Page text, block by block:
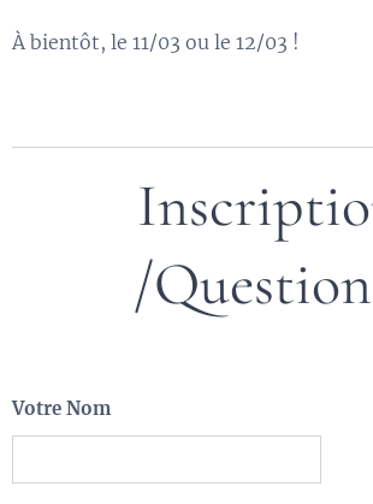
À bientôt, le 11/03 ou le 12/03 !
/
Votre Nom